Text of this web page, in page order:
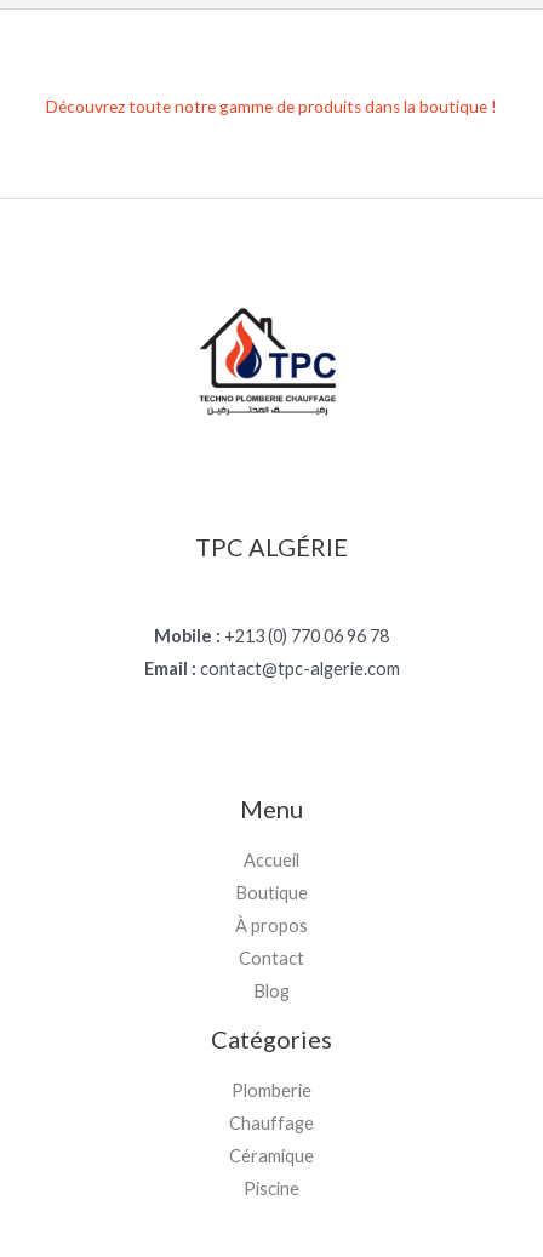
Découvrez toute notre gamme de produits dans la boutique !
TPC ALGÉRIE
Mobile : +213 (0) 770 06 96 78
Email : contact@tpc-algerie.com
Menu
Accueil
Boutique
À propos
Contact
Blog
Catégories
Plomberie
Chauffage
Céramique
Piscine